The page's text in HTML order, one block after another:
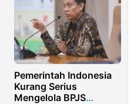
Pemerintah Indonesia
Kurang Serius
Mengelola BPJS